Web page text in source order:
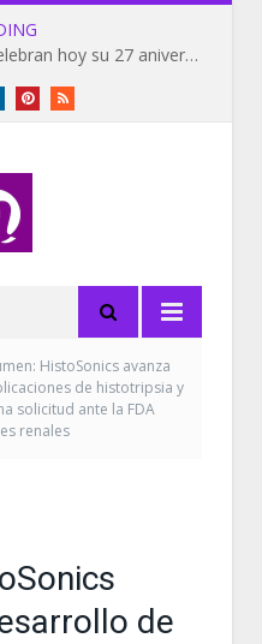
Barack y Michelle Obama celebran hoy su 27 aniversario de bodas
PinterestRSS
HistoSonics avanza
de histotripsia y
solicitud ante la FDA
renales
de